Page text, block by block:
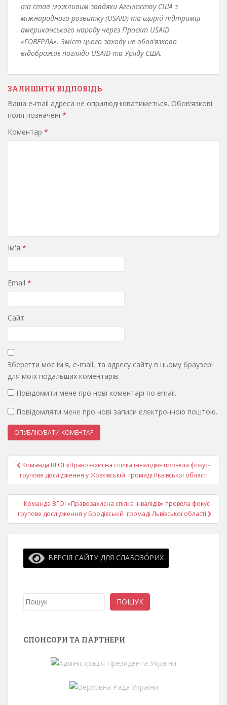
та став можливим завдяки Агентству США з
міжнародного розвитку (USAID) та щирій підтримці
американського народу через Проєкт USAID
«ГОВЕРЛА». Зміст цього заходу не обов’язково
відображає погляди USAID та Уряду США.
ЗАЛИШИТИ ВІДПОВІДЬ
Ваша e-mail адреса не оприлюднюватиметься. Обов’язкові
поля позначені *
Коментар *
Ім'я *
Email *
Сайт
Зберегти моє ім'я, e-mail, та адресу сайту в цьому браузері
для моїх подальших коментарів.
Повідомити мене про нові коментарі по email.
Повідомляти мене про нові записи електронною поштою.
Навігація
записів
Команда ВГОI «Правозахисна спілка інвалідів» провела фокус-
групове дослідження у Жовківській громаді Львівської області
Команда ВГОI «Правозахисна спілка інвалідів» провела фокус-
групове дослідження у Бродівській громаді Львівської області
ВЕРСІЯ САЙТУ ДЛЯ СЛАБОЗО́РИХ
Пошук ПОШУК
СПОНСОРИ ТА ПАРТНЕРИ